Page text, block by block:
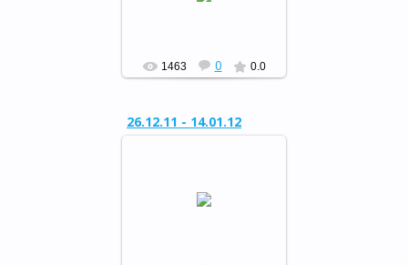
1463 0 0.0
26.12.11 - 14.01.12
«Сохраним живую ель»